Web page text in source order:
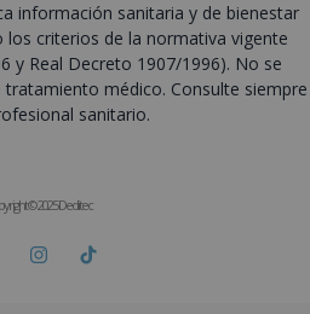
información sanitaria y de bienestar
criterios de la normativa vigente
y Real Decreto 1907/1996). No se
médico. Consulte siempre
sanitario.
© 2025 Deditec